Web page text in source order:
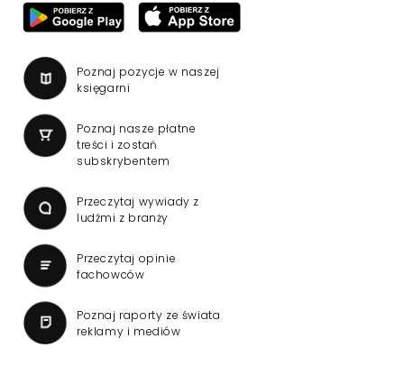
Poznaj pozycje w naszej
księgarni
Poznaj nasze płatne
treści i zostań
subskrybentem
Przeczytaj wywiady z
ludźmi z branży
Przeczytaj opinie
fachowców
Poznaj raporty ze świata
reklamy i mediów